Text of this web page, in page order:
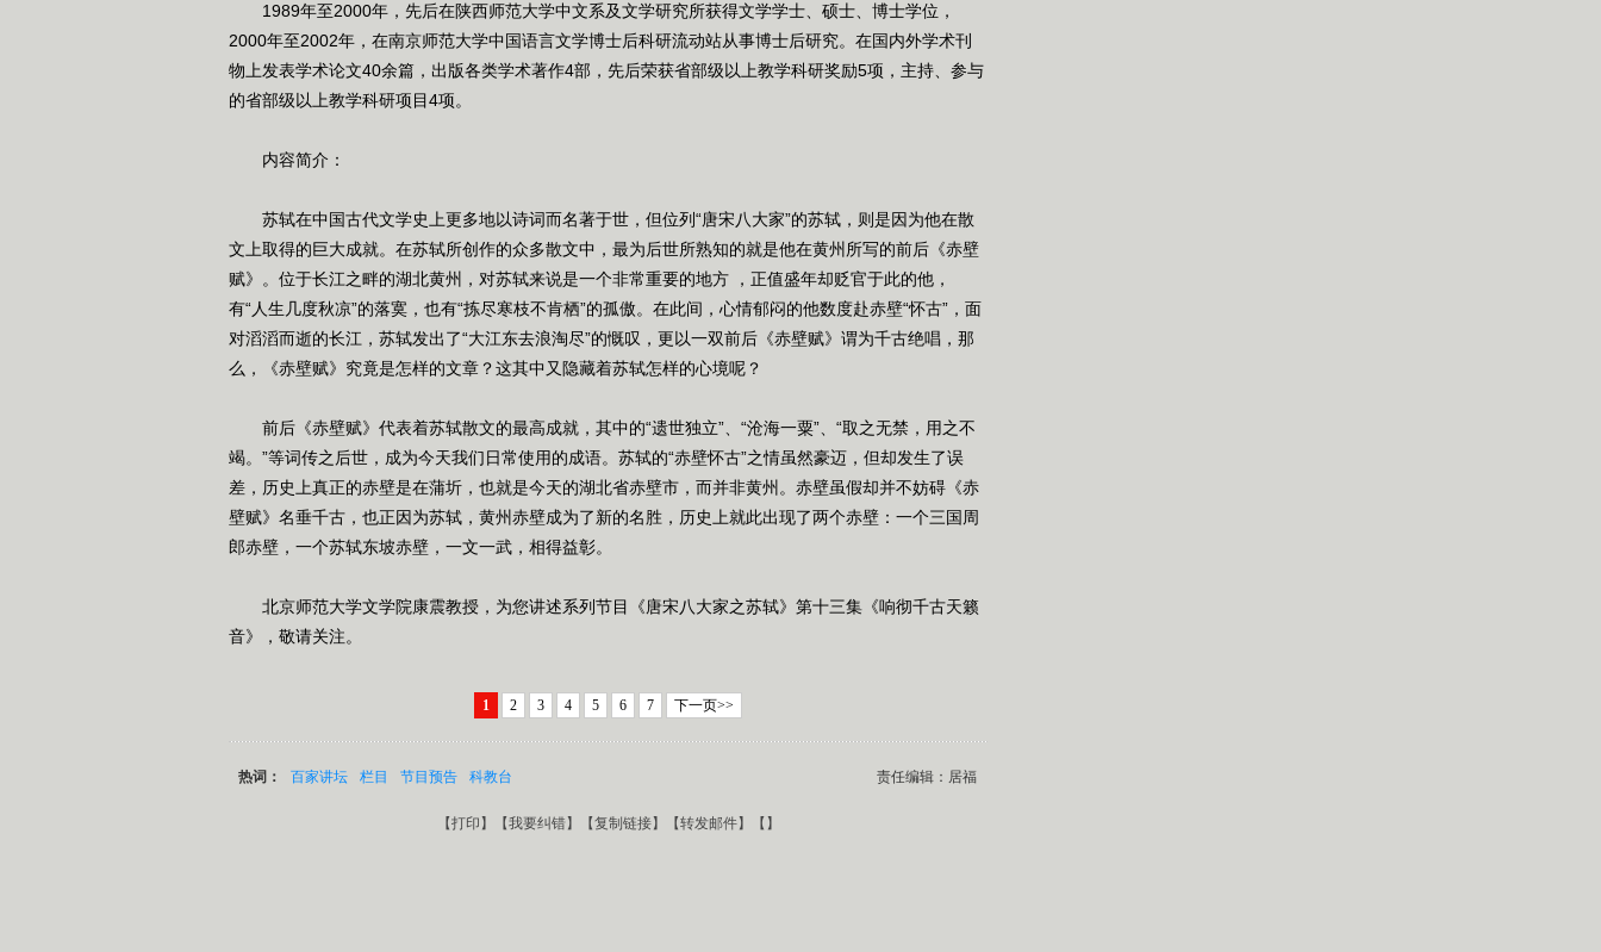
1989年至2000年，先后在陕西师范大学中文系及文学研究所获得文学学士、硕士、博士学位，
2000年至2002年，在南京师范大学中国语言文学博士后科研流动站从事博士后研究。在国内外学术刊
物上发表学术论文40余篇，出版各类学术著作4部，先后荣获省部级以上教学科研奖励5项，主持、参与
的省部级以上教学科研项目4项。
内容简介：
苏轼在中国古代文学史上更多地以诗词而名著于世，但位列“唐宋八大家”的苏轼，则是因为他在散
文上取得的巨大成就。在苏轼所创作的众多散文中，最为后世所熟知的就是他在黄州所写的前后《赤壁
赋》。位于长江之畔的湖北黄州，对苏轼来说是一个非常重要的地方 ，正值盛年却贬官于此的他，
有“人生几度秋凉”的落寞，也有“拣尽寒枝不肯栖”的孤傲。在此间，心情郁闷的他数度赴赤壁“怀古”，面
对滔滔而逝的长江，苏轼发出了“大江东去浪淘尽”的慨叹，更以一双前后《赤壁赋》谓为千古绝唱，那
么，《赤壁赋》究竟是怎样的文章？这其中又隐藏着苏轼怎样的心境呢？
前后《赤壁赋》代表着苏轼散文的最高成就，其中的“遗世独立”、“沧海一粟”、“取之无禁，用之不
竭。”等词传之后世，成为今天我们日常使用的成语。苏轼的“赤壁怀古”之情虽然豪迈，但却发生了误
差，历史上真正的赤壁是在蒲圻，也就是今天的湖北省赤壁市，而并非黄州。赤壁虽假却并不妨碍《赤
壁赋》名垂千古，也正因为苏轼，黄州赤壁成为了新的名胜，历史上就此出现了两个赤壁：一个三国周
郎赤壁，一个苏轼东坡赤壁，一文一武，相得益彰。
北京师范大学文学院康震教授，为您讲述系列节目《唐宋八大家之苏轼》第十三集《响彻千古天籁
音》，敬请关注。
1 2 3 4 5 6 7 下一页>>
责任编辑：居福
热词： 百家讲坛 栏目 节目预告 科教台
【打印 】【我要纠错】【复制链接】【转发邮件】【 】